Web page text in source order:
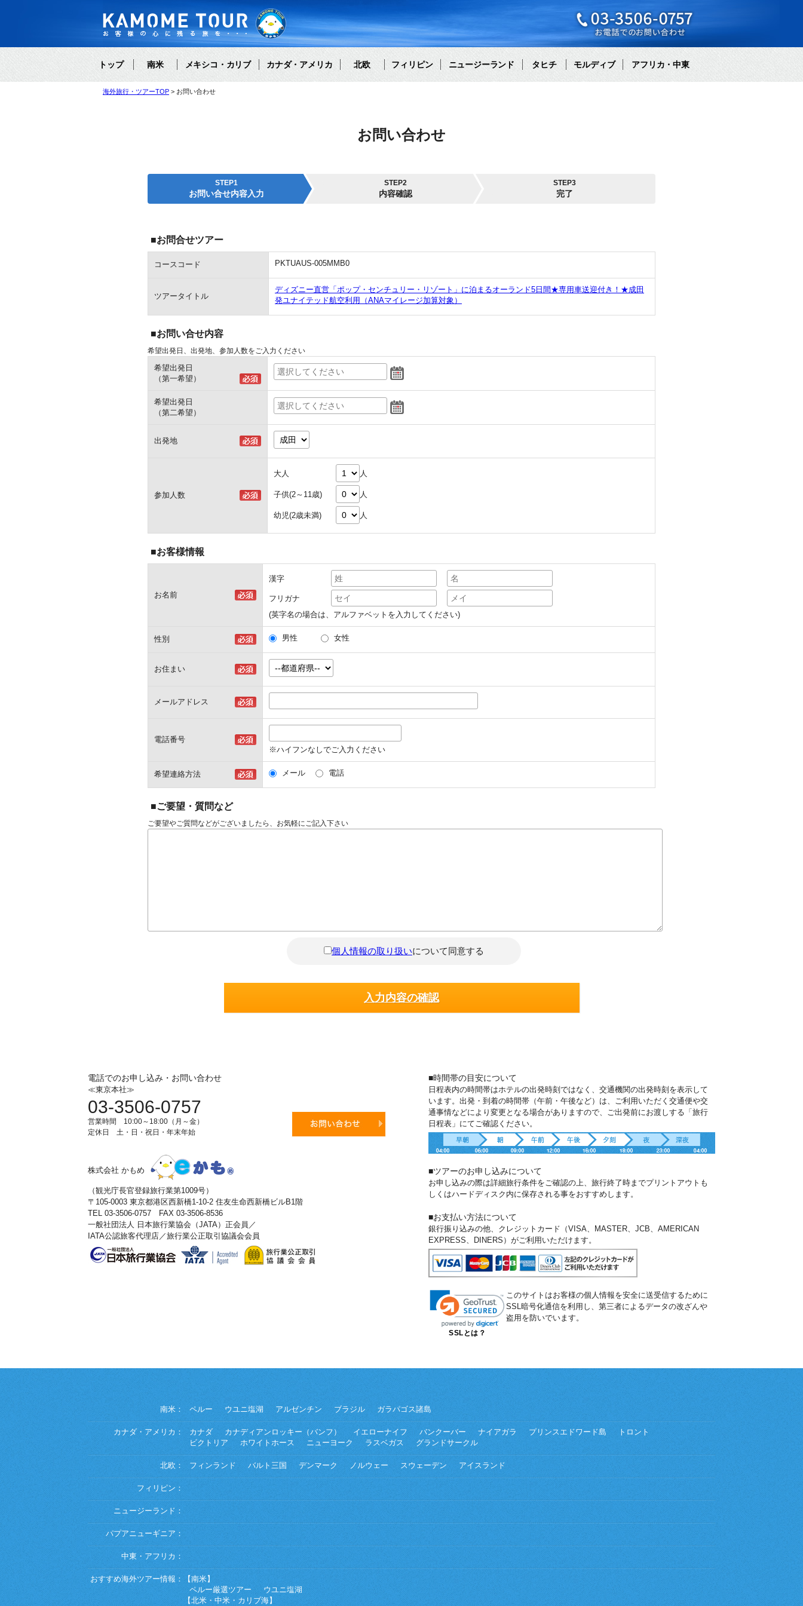
トップ 南米 メキシコ・カリブ カナダ・アメリカ 北欧 フィリピン ニュージーランド タヒチ モルディブ アフリカ・中東
海外旅行・ツアーTOP お問い合わせ
お問い合わせ
STEP1
お問い合せ内容入力
STEP2
内容確認
STEP3
完了
■お問合せツアー
コースコード PKTUAUS-005MMB0
ツアータイトル
ディズニー直営「ポップ・センチュリー・リゾート」に泊まるオーランド5日間★専用車送迎付き！★成田
発ユナイテッド航空利用（ANAマイレージ加算対象）
■お問い合せ内容
希望出発日、出発地、参加人数をご入力ください
希望出発日
（第一希望）
希望出発日
（第二希望）
出発地
参加人数
大人 人
子供(2～11歳) 人
幼児(2歳未満) 人
■お客様情報
お名前
漢字
フリガナ
(英字名の場合は、アルファベットを入力してください)
性別 男性 女性
お住まい
メールアドレス
電話番号
※ハイフンなしでご入力ください
希望連絡方法 メール 電話
■ご要望・質問など
ご要望やご質問などがございましたら、お気軽にご記入下さい
個人情報の取り扱いについて同意する
電話でのお申し込み・お問い合わせ
≪東京本社≫
03-3506-0757
営業時間 10:00～18:00（月～金）
定休日 土・日・祝日・年末年始
株式会社 かもめ
（観光庁長官登録旅行業第1009号）
〒105-0003 東京都港区西新橋1-10-2 住友生命西新橋ビルB1階
TEL 03-3506-0757 FAX 03-3506-8536
一般社団法人 日本旅行業協会（JATA）正会員／
IATA公認旅客代理店／旅行業公正取引協議会会員
■時間帯の目安について
日程表内の時間帯はホテルの出発時刻ではなく、交通機関の出発時刻を表示して
います。出発・到着の時間帯（午前・午後など）は、ご利用いただく交通便や交
通事情などにより変更となる場合がありますので、ご出発前にお渡しする「旅行
日程表」にてご確認ください。
■ツアーのお申し込みについて
お申し込みの際は詳細旅行条件をご確認の上、旅行終了時までプリントアウトも
しくはハードディスク内に保存される事をおすすめします。
■お支払い方法について
銀行振り込みの他、クレジットカード（VISA、MASTER、JCB、AMERICAN
EXPRESS、DINERS）がご利用いただけます。
SSLとは？
このサイトはお客様の個人情報を安全に送受信するために
SSL暗号化通信を利用し、第三者によるデータの改ざんや
盗用を防いでいます。
南米： ペルー ウユニ塩湖 アルゼンチン ブラジル ガラパゴス諸島
カナダ・アメリカ： カナダ カナディアンロッキー（バンフ） イエローナイフ バンクーバー ナイアガラ プリンスエドワード島
トロント
ビクトリア
ホワイトホース ニューヨーク ラスベガス グランドサークル
北欧： フィンランド バルト三国 デンマーク ノルウェー スウェーデン アイスランド
フィリピン：
ニュージーランド：
パプアニューギニア：
中東・アフリカ：
おすすめ海外ツアー情報：
【南米】
ペルー厳選ツアー
ウユニ塩湖
【北米・中米・カリブ海】